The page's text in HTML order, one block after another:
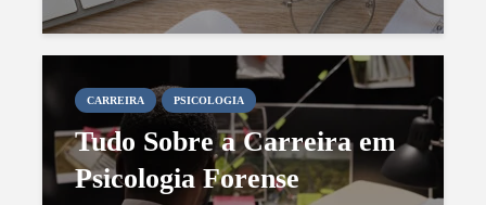
CARREIRA PSICOLOGIA
Tudo Sobre a Carreira em
Psicologia Forense